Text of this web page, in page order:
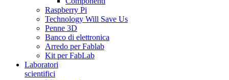
Raspberry Pi
Technology Will Save Us
Penne 3D
Banco di elettronica
Arredo per Fablab
Kit per FabLab
Laboratori
scientifici